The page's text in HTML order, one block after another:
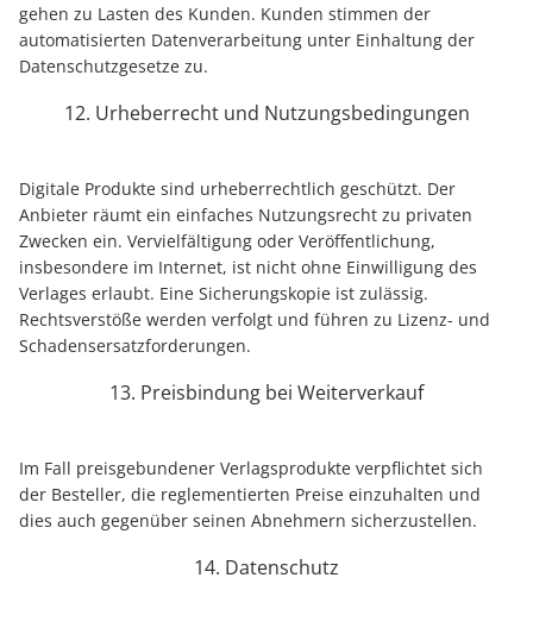
gehen zu Lasten des Kunden. Kunden stimmen der
automatisierten Datenverarbeitung unter Einhaltung der
Datenschutzgesetze zu.
12. Urheberrecht und Nutzungsbedingungen
Digitale Produkte sind urheberrechtlich geschützt. Der
Anbieter räumt ein einfaches Nutzungsrecht zu privaten
Zwecken ein. Vervielfältigung oder Veröffentlichung,
insbesondere im Internet, ist nicht ohne Einwilligung des
Verlages erlaubt. Eine Sicherungskopie ist zulässig.
Rechtsverstöße werden verfolgt und führen zu Lizenz- und
Schadensersatzforderungen.
13. Preisbindung bei Weiterverkauf
Im Fall preisgebundener Verlagsprodukte verpflichtet sich
der Besteller, die reglementierten Preise einzuhalten und
dies auch gegenüber seinen Abnehmern sicherzustellen.
14. Datenschutz